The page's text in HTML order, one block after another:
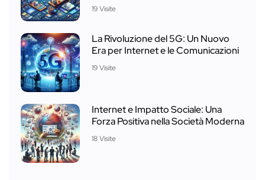
19 Visite
La Rivoluzione del 5G: Un Nuovo
Era per Internet e le Comunicazioni
19 Visite
Internet e Impatto Sociale: Una
Forza Positiva nella Società Moderna
18 Visite